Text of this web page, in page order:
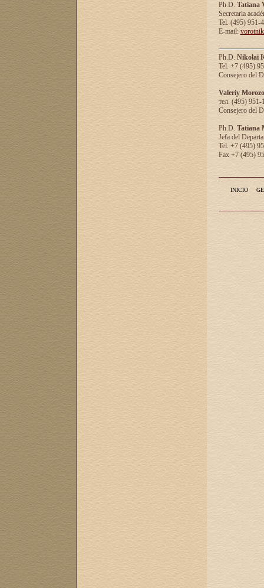
Ph.D. Tatiana
Secretaria
Tel. (495) 951-
E-mail:
Ph.D. Nikolai
Tel. +7 (495)
Consejero del
Valeriy
тел. (495) 951-
Consejero del
Ph.D. Tatiana
Jefa del
Tel. +7 (495)
Fax +7 (495)
INICIO